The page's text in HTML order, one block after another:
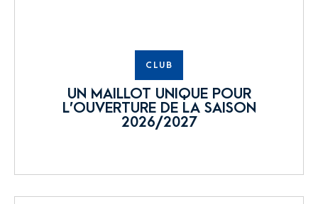
CLUB
UN MAILLOT UNIQUE POUR
L’OUVERTURE DE LA SAISON
2026/2027